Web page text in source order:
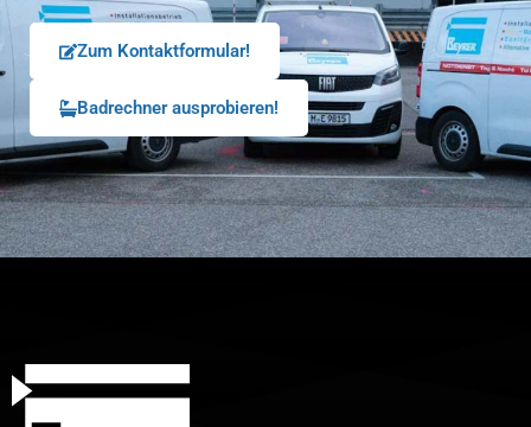
Zum Kontaktformular!
Badrechner ausprobieren!